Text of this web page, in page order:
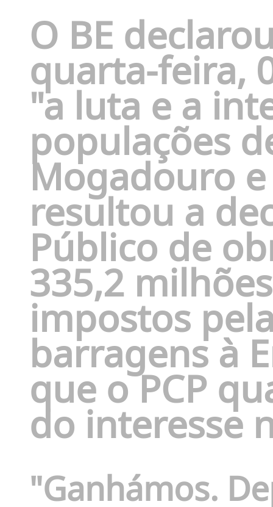
O BE
quarta-feira,
"a luta e a
populações
Mogadouro
resultou a
Público de
335,2
impostos
barragens à
que o PCP
do interesse
"Ganhámos.